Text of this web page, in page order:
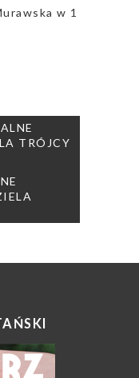
w 1 rocz.
TRÓJCY